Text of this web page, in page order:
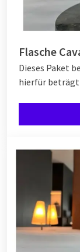
Flasche
Dieses Paket
hierfür beträgt